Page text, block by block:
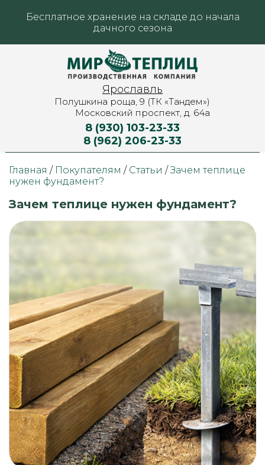
Бесплатное хранение на складе до начала
дачного сезона
Ярославль
Полушкина роща, 9 (ТК «Тандем»)
Московский проспект, д. 64а
8 (930) 103-23-33
8 (962) 206-23-33
Главная / Покупателям / Статьи /Зачем теплице
нужен фундамент?
Зачем теплице нужен фундамент?